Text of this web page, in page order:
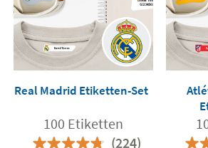
Real Madrid Etiketten-Set
100 Etiketten
(224)